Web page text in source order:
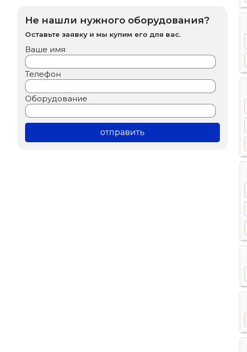
Не нашли нужного оборудования?
Оставьте заявку и мы купим его для вас.
Ваше имя
Телефон
Оборудование